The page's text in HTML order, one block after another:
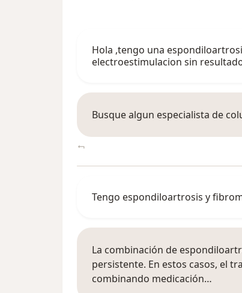
Hola ,tengo una
electroestimulacion sin
Busque algun especialista de
Tengo espondiloartrosis y
La combinación de
persistente. En estos casos, el
combinando medicación…